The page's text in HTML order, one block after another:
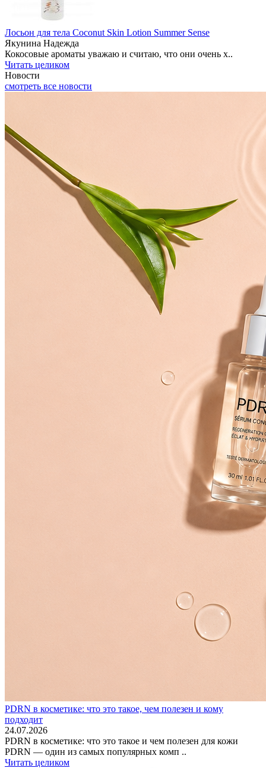
Лосьон для тела Coconut Skin Lotion Summer Sense
Якунина Надежда
Кокосовые ароматы уважаю и считаю, что они очень х..
Читать целиком
Новости
смотреть все новости
PDRN в косметике: что это такое, чем полезен и кому
подходит
24.07.2026
PDRN в косметике: что это такое и чем полезен для кожи
PDRN — один из самых популярных комп ..
Читать целиком